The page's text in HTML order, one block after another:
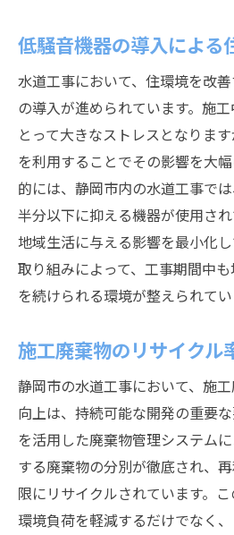
低騒音機器の導入による
水道工事において、住環境を改
の導入が進められています。施
とって大きなストレスとなりま
を利用することでその影響を大
的には、静岡市内の水道工事で
半分以下に抑える機器が使用さ
地域生活に与える影響を最小化
取り組みによって、工事期間中
を続けられる環境が整えられてい
施工廃棄物のリサイクル
静岡市の水道工事において、施
向上は、持続可能な開発の重要
を活用した廃棄物管理システム
する廃棄物の分別が徹底され、
限にリサイクルされています。
環境負荷を軽減するだけでなく